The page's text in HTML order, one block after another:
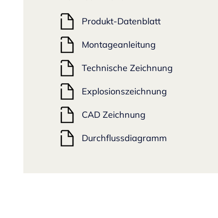
Produkt-Datenblatt
Montageanleitung
Technische Zeichnung
Explosionszeichnung
CAD Zeichnung
Durchflussdiagramm